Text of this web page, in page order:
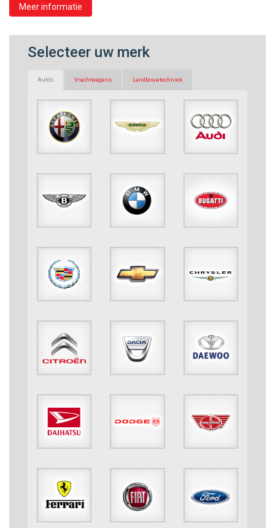
Meer informatie
Selecteer uw merk
Auto's Vrachtwagens Landbouwtechniek